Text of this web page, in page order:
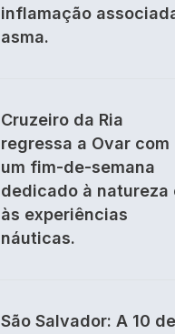
inflamação
asma.
Cruzeiro da Ria
regressa a Ovar com
um fim-de-semana
dedicado à natureza
às experiências
náuticas.
São Salvador: A 10 de